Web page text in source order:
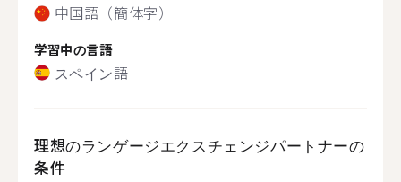
中国語（簡体字）
学習中の言語
スペイン語
理想のランゲージエクスチェンジパートナーの
条件